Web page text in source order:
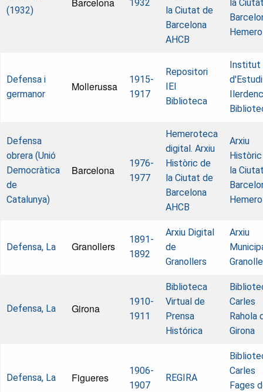
(1932)
Barcelona 1932
la Ciutat de
Barcelona
AHCB
la
Defensa i
germanor
Mollerussa
1915-
1917
Repositori
IEI
Biblioteca
Institut
Defensa
obrera (Unió
Democràtica
de
Catalunya)
Barcelona
1976-
1977
Hemeroteca
digital. Arxiu
Històric de
la Ciutat de
Barcelona
AHCB
Arxiu
la
Defensa, La Granollers
1891-
1892
Arxiu Digital
de
Granollers
Arxiu
Defensa, La Girona
1910-
1911
Biblioteca
Virtual de
Prensa
Histórica
Carles
Rahola
Girona
Defensa, La Figueres
1906-
1907
REGIRA
Carles
Fages